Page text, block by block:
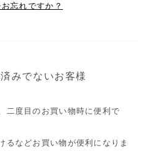
忘れですか？
みでないお客様
二度目のお買い物時に便利で
るなどお買い物が便利になりま